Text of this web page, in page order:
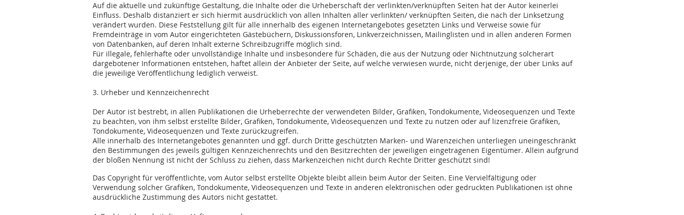
Auf die aktuelle und zukünftige Gestaltung, die Inhalte oder die Urheberschaft der verlinkten/verknüpften Seiten hat der Autor keinerlei
Einfluss. Deshalb distanziert er sich hiermit ausdrücklich von allen Inhalten aller verlinkten/ verknüpften Seiten, die nach der Linksetzung
verändert wurden. Diese Feststellung gilt für alle innerhalb des eigenen Internetangebotes gesetzten Links und Verweise sowie für
Fremdeinträge in vom Autor eingerichteten Gästebüchern, Diskussionsforen, Linkverzeichnissen, Mailinglisten und in allen anderen Formen
von Datenbanken, auf deren Inhalt externe Schreibzugriffe möglich sind.
Für illegale, fehlerhafte oder unvollständige Inhalte und insbesondere für Schäden, die aus der Nutzung oder Nichtnutzung solcherart
dargebotener Informationen entstehen, haftet allein der Anbieter der Seite, auf welche verwiesen wurde, nicht derjenige, der über Links auf
die jeweilige Veröffentlichung lediglich verweist.
3. Urheber und Kennzeichenrecht
Der Autor ist bestrebt, in allen Publikationen die Urheberrechte der verwendeten Bilder, Grafiken, Tondokumente, Videosequenzen und Texte
zu beachten, von ihm selbst erstellte Bilder, Grafiken, Tondokumente, Videosequenzen und Texte zu nutzen oder auf lizenzfreie Grafiken,
Tondokumente, Videosequenzen und Texte zurückzugreifen.
Alle innerhalb des Internetangebotes genannten und ggf. durch Dritte geschützten Marken- und Warenzeichen unterliegen uneingeschränkt
den Bestimmungen des jeweils gültigen Kennzeichenrechts und den Besitzrechten der jeweiligen eingetragenen Eigentümer. Allein aufgrund
der bloßen Nennung ist nicht der Schluss zu ziehen, dass Markenzeichen nicht durch Rechte Dritter geschützt sind!
Das Copyright für veröffentlichte, vom Autor selbst erstellte Objekte bleibt allein beim Autor der Seiten. Eine Vervielfältigung oder
Verwendung solcher Grafiken, Tondokumente, Videosequenzen und Texte in anderen elektronischen oder gedruckten Publikationen ist ohne
ausdrückliche Zustimmung des Autors nicht gestattet.